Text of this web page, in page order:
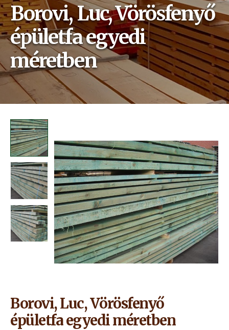
Borovi, Luc, Vörösfenyő
épületfa egyedi
méretben
Borovi, Luc, Vörösfenyő
épületfa egyedi méretben